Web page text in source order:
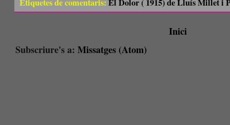
Inici
Subscriure's a: Missatges (Atom)